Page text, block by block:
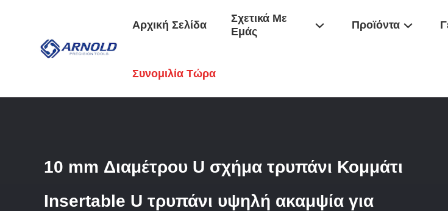
Αρχική Σελίδα
Σχετικά Με
Εμάς
Προϊόντα
Συνομιλία Τώρα
10 mm Διαμέτρου U σχήμα τρυπάνι Κομμάτι
Insertable U τρυπάνι υψηλή ακαμψία για